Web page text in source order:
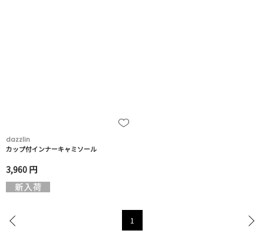
dazzlin
カップ付インナーキャミソール
3,960 円
1